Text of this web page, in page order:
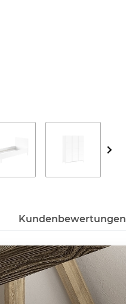
Kundenbewertungen